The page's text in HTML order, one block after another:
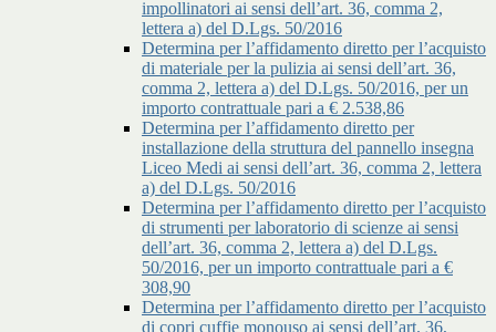
impollinatori ai sensi dell’art. 36, comma 2,
lettera a) del D.Lgs. 50/2016
Determina per l’affidamento diretto per l’acquisto
di materiale per la pulizia ai sensi dell’art. 36,
comma 2, lettera a) del D.Lgs. 50/2016, per un
importo contrattuale pari a € 2.538,86
Determina per l’affidamento diretto per
installazione della struttura del pannello insegna
Liceo Medi ai sensi dell’art. 36, comma 2, lettera
a) del D.Lgs. 50/2016
Determina per l’affidamento diretto per l’acquisto
di strumenti per laboratorio di scienze ai sensi
dell’art. 36, comma 2, lettera a) del D.Lgs.
50/2016, per un importo contrattuale pari a €
308,90
Determina per l’affidamento diretto per l’acquisto
di copri cuffie monouso ai sensi dell’art. 36,